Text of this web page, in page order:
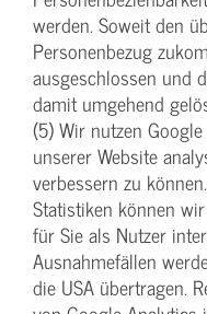
werden. Soweit den
Personenbezug
ausgeschlossen und
damit umgehend
(5) Wir nutzen
unserer Website
verbessern zu
Statistiken können
für Sie als Nutzer
Ausnahmefällen
die USA übertragen.